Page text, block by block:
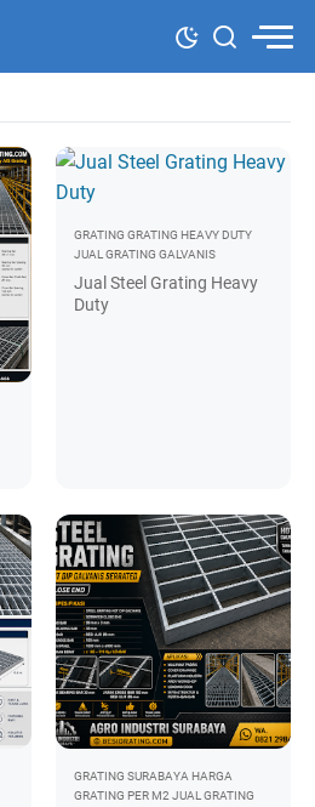
GRATING GRATING HEAVY DUTY
JUAL GRATING GALVANIS
Jual Steel Grating Heavy
Duty
GRATING SURABAYA HARGA
GRATING PER M2JUAL GRATING